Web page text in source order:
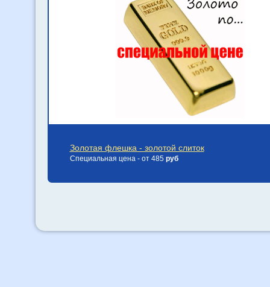
Золотая флешка - золотой слиток
Специальная цена - от 485 руб